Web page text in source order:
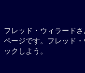
フレッド・ウィラード
ページです。フレッド
ックしよう。